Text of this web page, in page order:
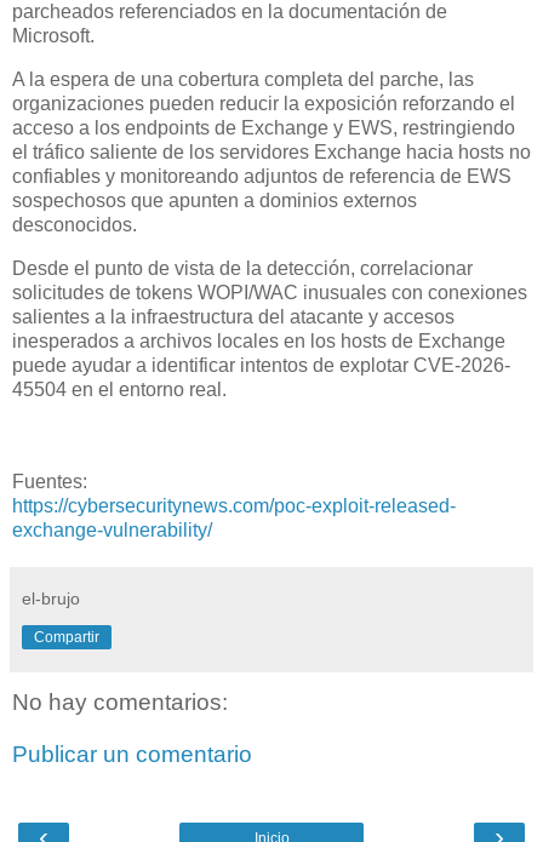
parcheados referenciados en la documentación de
Microsoft.
A la espera de una cobertura completa del parche, las
organizaciones pueden reducir la exposición reforzando el
acceso a los endpoints de Exchange y EWS, restringiendo
el tráfico saliente de los servidores Exchange hacia hosts no
confiables y monitoreando adjuntos de referencia de EWS
sospechosos que apunten a dominios externos
desconocidos.
Desde el punto de vista de la detección, correlacionar
solicitudes de tokens WOPI/WAC inusuales con conexiones
salientes a la infraestructura del atacante y accesos
inesperados a archivos locales en los hosts de Exchange
puede ayudar a identificar intentos de explotar CVE-2026-
45504 en el entorno real.
Fuentes:
https://cybersecuritynews.com/poc-exploit-released-
exchange-vulnerability/
el-brujo
Compartir
No hay comentarios:
Publicar un comentario
Inicio